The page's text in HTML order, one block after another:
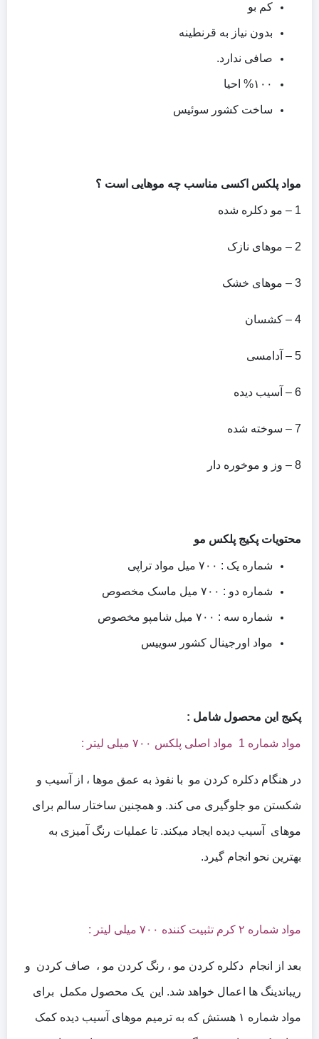
کم بو
بدون نیاز به قرنطینه
صافی ندارد.
%۱۰۰ احیا
ساخت کشور سوئیس
مواد پلکس اکسی مناسب چه موهایی است ؟
1 – مو دکلره شده
2 – موهای نازک
3 – موهای خشک
4 – کشسان
5 – آدامسی
6 – آسیب دیده
7 – سوخته شده
8 – وز و موخوره دار
محتویات پکیج پلکس مو
شماره یک : ۷۰۰ میل مواد تراپی
شماره دو : ۷۰۰ میل ماسک مخصوص
شماره سه : ۷۰۰ میل شامپو مخصوص
مواد اورجینال کشور سوییس
پکیج این محصول شامل :
مواد شماره 1 مواد اصلی پلکس ۷۰۰ میلی لیتر :
در هنگام دکلره کردن مو با نفوذ به عمق موها ، از آسیب و
شکستن مو جلوگیری می کند. و همچنین ساختار سالم برای
موهای آسیب دیده ایجاد میکند. تا عملیات رنگ آمیزی به
بهترین نحو انجام گیرد.
مواد شماره ۲ کرم تثبیت کننده ۷۰۰ میلی لیتر :
بعد از انجام دکلره کردن مو ، رنگ کردن مو ، صاف کردن و
ریباندینگ ها اعمال خواهد شد. این یک محصول مکمل برای
مواد شماره ۱ هستش که به ترمیم موهای آسیب دیده کمک